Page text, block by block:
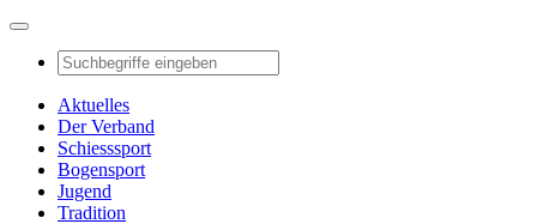
Aktuelles
Der Verband
Schiesssport
Bogensport
Jugend
Tradition